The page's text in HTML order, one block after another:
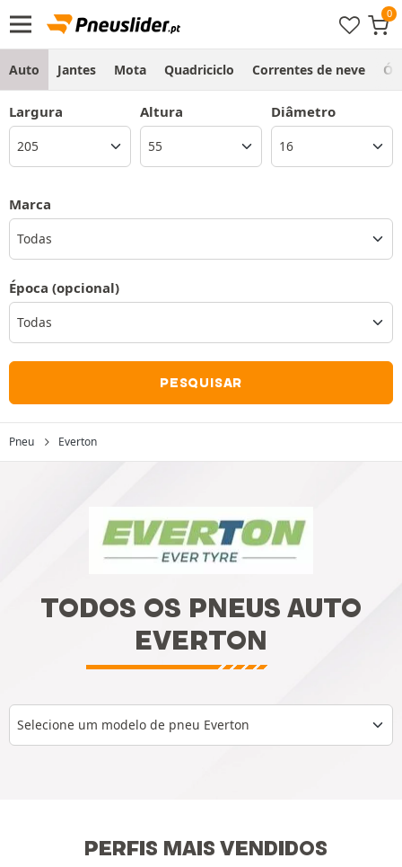
Auto Jantes Mota Quadriciclo Correntes de neve
Largura Altura Diâmetro
Marca
Todas
Época (opcional)
PESQUISAR
Pneu Everton
TODOS OS PNEUS AUTO
EVERTON
Selecione um modelo de pneu Everton
PERFIS MAIS VENDIDOS